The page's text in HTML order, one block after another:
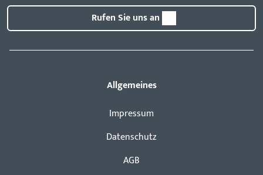
Rufen Sie uns an
Allgemeines
Impressum
Datenschutz
AGB